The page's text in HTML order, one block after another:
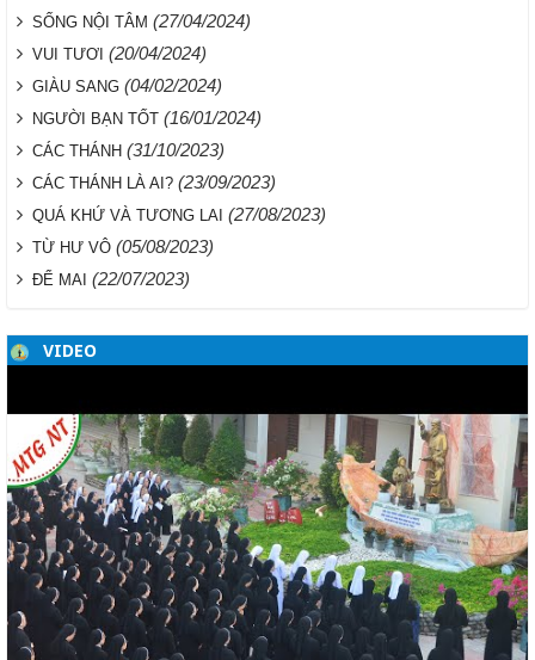
SỐNG NỘI TÂM (27/04/2024)
VUI TƯƠI (20/04/2024)
GIÀU SANG (04/02/2024)
NGƯỜI BẠN TỐT (16/01/2024)
CÁC THÁNH (31/10/2023)
CÁC THÁNH LÀ AI? (23/09/2023)
QUÁ KHỨ VÀ TƯƠNG LAI (27/08/2023)
TỪ HƯ VÔ (05/08/2023)
ĐỂ MAI (22/07/2023)
VIDEO